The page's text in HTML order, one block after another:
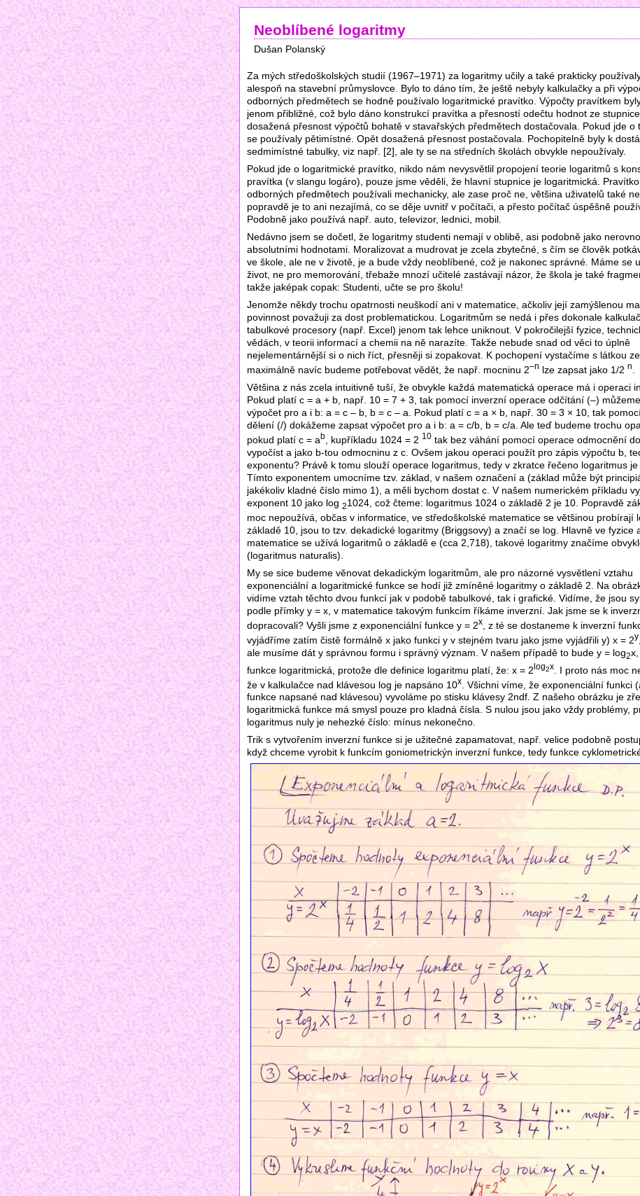
Neoblíbené logaritmy
Dušan Polanský
Za mých středoškolských studií (1967–1971) za logaritmy učily a také prakticky
alespoň na stavební průmyslovce. Bylo to dáno tím, že ještě nebyly kalkulačky a při
odborných předmětech se hodně používalo logaritmické pravítko. Výpočty pravítkem
jenom přibližné, což bylo dáno konstrukcí pravítka a přesností odečtu hodnot ze
dosažená přesnost výpočtů bohatě v stavařských předmětech dostačovala. Pokud jde o
se používaly pětimístné. Opět dosažená přesnost postačovala. Pochopitelně byly k
sedmimístné tabulky, viz např. [2], ale ty se na středních školách obvykle nepoužívaly.
Pokud jde o logaritmické pravítko, nikdo nám nevysvětlil propojení teorie logaritmů s
pravítka (v slangu logáro), pouze jsme věděli, že hlavní stupnice je logaritmická.
odborných předmětech používali mechanicky, ale zase proč ne, většina uživatelů také
popravdě je to ani nezajímá, co se děje uvnitř v počítači, a přesto počítač úspěšně
Podobně jako používá např. auto, televizor, lednici, mobil.
Nedávno jsem se dočetl, že logaritmy studenti nemají v oblibě, asi podobně jako
absolutními hodnotami. Moralizovat a mudrovat je zcela zbytečné, s čím se člověk
ve škole, ale ne v životě, je a bude vždy neoblíbené, což je nakonec správné. Máme se
život, ne pro memorování, třebaže mnozí učitelé zastávají názor, že škola je také
takže jaképak copak: Studenti, učte se pro školu!
Jenomže někdy trochu opatrnosti neuškodí ani v matematice, ačkoliv její zamýšlenou
povinnost považuji za dost problematickou. Logaritmům se nedá i přes dokonale
tabulkové procesory (např. Excel) jenom tak lehce uniknout. V pokročilejší fyzice,
vědách, v teorii informací a chemii na ně narazíte. Takže nebude snad od věci to úplně
nejelementárnější si o nich říct, přesněji si zopakovat. K pochopení vystačíme s látkou ze
maximálně navíc budeme potřebovat vědět, že např. mocninu 2–n lze zapsat jako 1/2 n
Většina z nás zcela intuitivně tuší, že obvykle každá matematická operace má i operaci
Pokud platí c = a + b, např. 10 = 7 + 3, tak pomocí inverzní operace odčítání (–)
výpočet pro a i b: a = c – b, b = c – a. Pokud platí c = a × b, např. 30 = 3 × 10, tak
dělení (/) dokážeme zapsat výpočet pro a i b: a = c/b, b = c/a. Ale teď budeme trochu
pokud platí c = ab , kupříkladu 1024 = 2 10 tak bez váhání pomocí operace odmocnění
vypočíst a jako b-tou odmocninu z c. Ovšem jakou operaci použít pro zápis výpočtu b,
exponentu? Právě k tomu slouží operace logaritmus, tedy v zkratce řečeno logaritmus je
Tímto exponentem umocníme tzv. základ, v našem označení a (základ může být
jakékoliv kladné číslo mimo 1), a měli bychom dostat c. V našem numerickém příkladu
exponent 10 jako log 21024, což čteme: logaritmus 1024 o základě 2 je 10. Popravdě
moc nepoužívá, občas v informatice, ve středoškolské matematice se většinou probírají
základě 10, jsou to tzv. dekadické logaritmy (Briggsovy) a značí se log. Hlavně ve fyzice
matematice se užívá logaritmů o základě e (cca 2,718), takové logaritmy značíme
(logaritmus naturalis).
My se sice budeme věnovat dekadickým logaritmům, ale pro názorné vysvětlení vztahu
exponenciální a logaritmické funkce se hodí již zmíněné logaritmy o základě 2. Na
vidíme vztah těchto dvou funkcí jak v podobě tabulkové, tak i grafické. Vidíme, že jsou
podle přímky y = x, v matematice takovým funkcím říkáme inverzní. Jak jsme se k
dopracovali? Vyšli jsme z exponenciální funkce y = 2x , z té se dostaneme k inverzní
vyjádříme zatím čistě formálně x jako funkci y v stejném tvaru jako jsme vyjádřili y) x = 2y
ale musíme dát y správnou formu i správný význam. V našem případě to bude y = log2
funkce logaritmická, protože dle definice logaritmu platí, že: x = 2log2x . I proto nás moc
že v kalkulačce nad klávesou log je napsáno 10x . Všichni víme, že exponenciální funkci
funkce napsané nad klávesou) vyvoláme po stisku klávesy 2ndf. Z našeho obrázku je
logaritmická funkce má smysl pouze pro kladná čísla. S nulou jsou jako vždy problémy,
logaritmus nuly je nehezké číslo: mínus nekonečno.
Trik s vytvořením inverzní funkce si je užitečné zapamatovat, např. velice podobně
když chceme vyrobit k funkcím goniometrickýn inverzní funkce, tedy funkce